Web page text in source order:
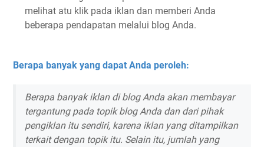
melihat atu klik pada iklan dan memberi Anda
beberapa pendapatan melalui blog Anda.
Berapa banyak yang dapat Anda peroleh:
Berapa banyak iklan di blog Anda akan membayar
tergantung pada topik blog Anda dan dari pihak
pengiklan itu sendiri, karena iklan yang ditampilkan
terkait dengan topik itu. Selain itu, jumlah yang